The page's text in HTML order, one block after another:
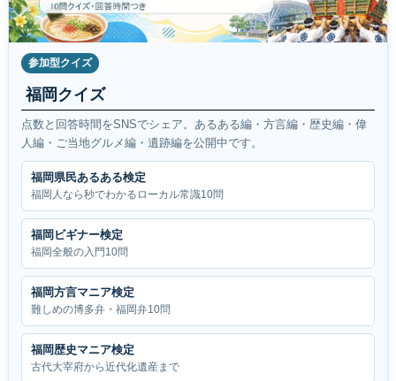
参加型クイズ
福岡クイズ
点数と回答時間をSNSでシェア。あるある編・方言編・歴史編・偉
人編・ご当地グルメ編・遺跡編を公開中です。
福岡県民あるある検定
福岡人なら秒でわかるローカル常識10問
福岡ビギナー検定
福岡全般の入門10問
福岡方言マニア検定
難しめの博多弁・福岡弁10問
福岡歴史マニア検定
古代大宰府から近代化遺産まで